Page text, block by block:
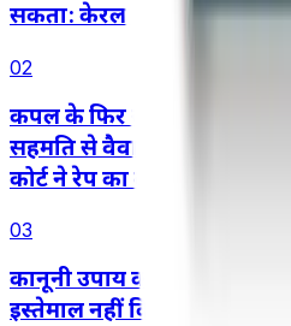
सकता: केरल हाई कोर्ट
02
कपल के फिर से साथ आने, शादी
सहमति से वैवाहिक जीवन शुरू
कोर्ट ने रेप का केस रद्द किया
03
कानूनी उपाय को दरकिनार
इस्तेमाल नहीं किया जा सकता,